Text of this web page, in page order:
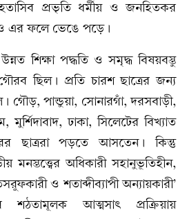
প্রভৃতি ধর্মীয় ও জনহিতকর
এর ফলে ভেঙে পড়ে।
শিক্ষা পদ্ধতি ও সমৃদ্ধ বিষয়বস্তু
ছিল। প্রতি চারশ ছাত্রের জন্য
গৌড়, পান্ডুয়া, সোনারগাঁ, দরসবাড়ী,
মুর্শিদাবাদ, ঢাকা, সিলেটের বিখ্যাত
ছাত্ররা পড়তে আসতেন। কিন্তু
মনস্তত্ত্বের অধিকারী সহানুভূতিহীন,
ও শতাব্দীব্যাপী অন্যায়কারী’
শঠতামূলক আত্মসাৎ প্রক্রিয়ায়